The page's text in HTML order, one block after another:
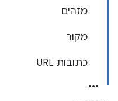
מזהים
מקור
כתובות URL